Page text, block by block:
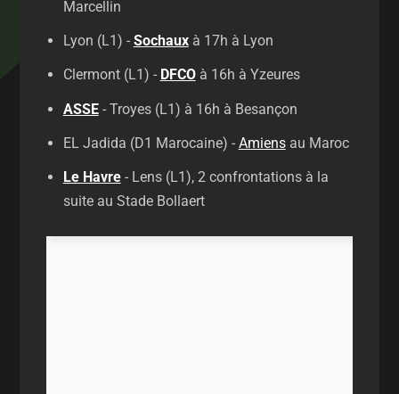
Marcellin
Lyon (L1) - Sochauxà 17h à Lyon
Clermont (L1) - DFCOà 16h à Yzeures
ASSE- Troyes (L1) à 16h à Besançon
EL Jadida (D1 Marocaine) - Amiensau Maroc
Le Havre- Lens (L1), 2 confrontations à la
suite au Stade Bollaert